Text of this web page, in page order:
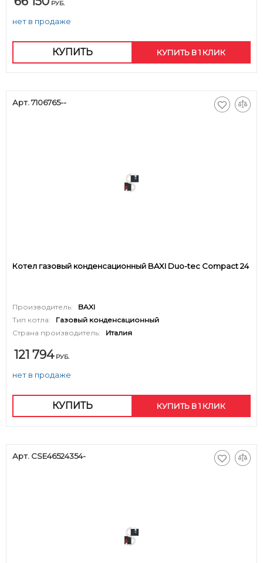
РУБ.
нет в продаже
КУПИТЬ КУПИТЬ В 1 КЛИК
Арт. 7106765--
Котел газовый конденсационный BAXI Duo-tec Compact 24
Производитель:
BAXI
Тип котла:
Газовый конденсационный
Страна производитель:
Италия
121 794 РУБ.
нет в продаже
КУПИТЬ КУПИТЬ В 1 КЛИК
Арт. CSE46524354-